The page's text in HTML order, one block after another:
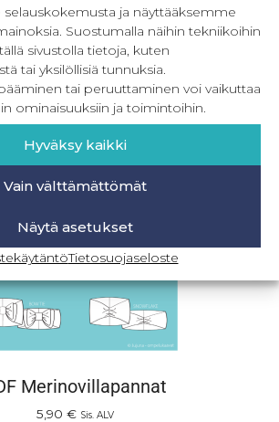
ja näyttääksemme
Suostumalla näihin tekniikoihin
sivustolla tietoja, kuten
tai yksilöllisiä tunnuksia.
tai peruuttaminen voi vaikuttaa
ominaisuuksiin ja toimintoihin.
Hyväksy kaikki
Vain välttämättömät
Näytä asetukset
Tietosuojaseloste
raglanbodyt 62-98 cm
8,90€ – 16,90€ Sis. ALV
vaihtoehdoista
Merinovillapannat
5,90 € Sis. ALV